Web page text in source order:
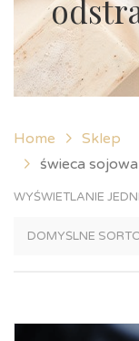
Home
Sklep
świeca
WYŚWIETLANIE